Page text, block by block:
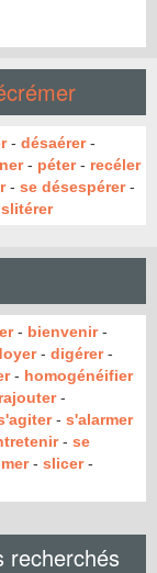
- désaérer-
- péter- recéler
- se désespérer-
- bienvenir-
- digérer-
- homogénéifier
rajouter-
- s'alarmer
- se
- slicer-
recherchés